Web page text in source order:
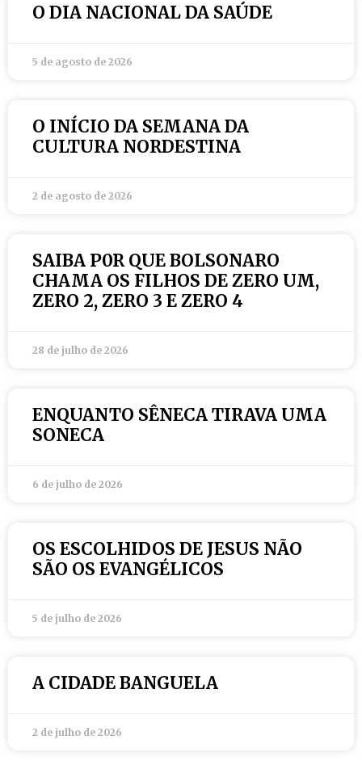
O DIA NACIONAL DA SAÚDE
5 de agosto de 2026
O INÍCIO DA SEMANA DA
CULTURA NORDESTINA
2 de agosto de 2026
SAIBA P0R QUE BOLSONARO
CHAMA OS FILHOS DE ZERO UM,
ZERO 2, ZERO 3 E ZERO 4
28 de julho de 2026
ENQUANTO SÊNECA TIRAVA UMA
SONECA
6 de julho de 2026
OS ESCOLHIDOS DE JESUS NÃO
SÃO OS EVANGÉLICOS
5 de julho de 2026
A CIDADE BANGUELA
2 de julho de 2026